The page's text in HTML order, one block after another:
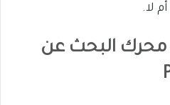
لا.
محرك البحث عن